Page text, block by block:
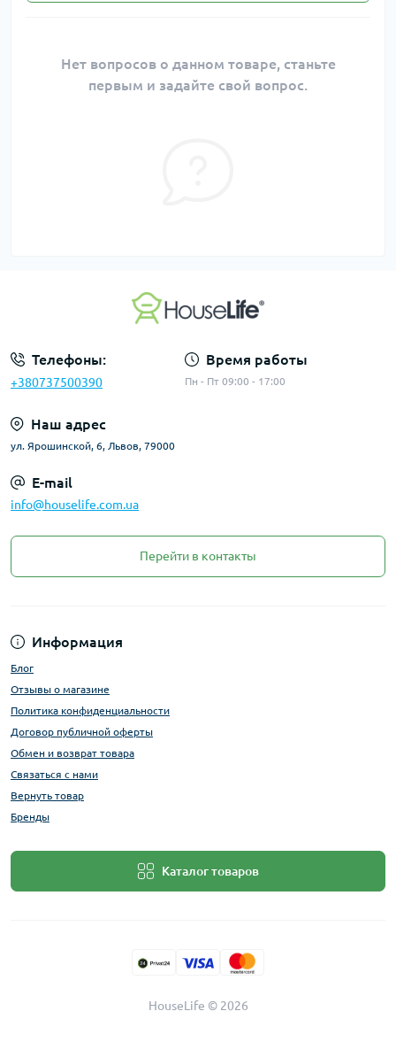
Нет вопросов о данном товаре, станьте
первым и задайте свой вопрос.
Телефоны:
+380737500390
Время работы
Пн - Пт 09:00 - 17:00
Наш адрес
ул. Ярошинской, 6, Львов, 79000
E-mail
info@houselife.com.ua
Перейти в контакты
Информация
Блог
Отзывы о магазине
Политика конфиденциальности
Договор публичной оферты
Обмен и возврат товара
Связаться с нами
Вернуть товар
Бренды
Каталог товаров
HouseLife © 2026